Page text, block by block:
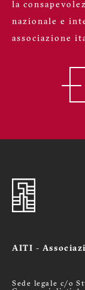
la
nazionale e
associazione
AITI -
Sede legale c/o